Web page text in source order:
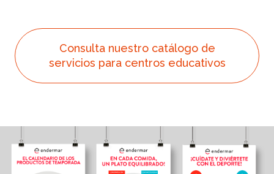
Consulta nuestro catálogo de
servicios para centros educativos